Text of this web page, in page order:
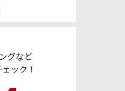
グなど
ック！